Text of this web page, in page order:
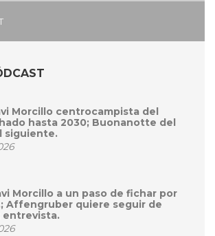
Morcillo centrocampista del
hasta 2030; Buonanotte del
siguiente.
Morcillo a un paso de fichar por
Affengruber quiere seguir de
entrevista.